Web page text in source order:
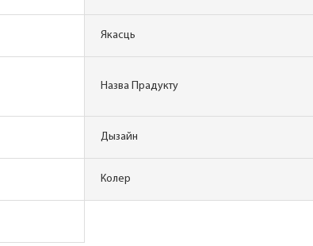
Якасць
Назва Прадукту
Дызайн
Колер